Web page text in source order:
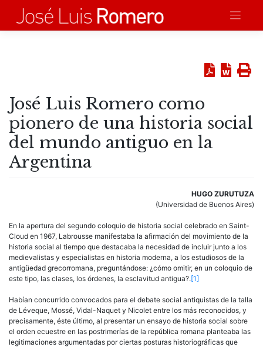
contenido
José Luis Romero como
pionero de una historia social
del mundo antiguo en la
Argentina
HUGO ZURUTUZA
(Universidad de Buenos Aires)
En la apertura del segundo coloquio de historia social celebrado en Saint-
Cloud en 1967, Labrousse manifestaba la afirmación del movimiento de la
historia social al tiempo que destacaba la necesidad de incluir junto a los
medievalistas y especialistas en historia moderna, a los estudiosos de la
antigüedad grecorromana, preguntándose: ¿cómo omitir, en un coloquio de
este tipo, las clases, los órdenes, la esclavitud antigua?.[1]
Habían concurrido convocados para el debate social antiquistas de la talla
de Léveque, Mossé, Vidal-Naquet y Nicolet entre los más reconocidos, y
precisamente, éste último, al presentar un ensayo de historia social sobre
el orden ecuestre en las postrimerías de la república romana planteaba las
legitimaciones argumentadas por ciertas posturas historiográficas que